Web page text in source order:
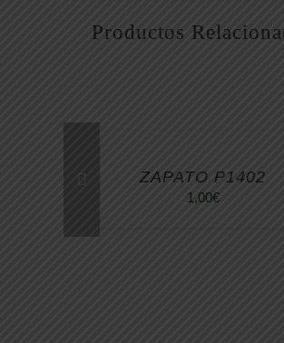
Productos
TIENE
MÚLTIPLES
ZAPATO P1402
1,00€